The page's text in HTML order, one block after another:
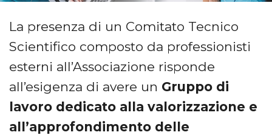
La presenza di un Comitato Tecnico
Scientifico composto da professionisti
esterni all’Associazione risponde
all’esigenza di avere un Gruppo di
lavoro dedicato alla valorizzazione e
all’approfondimento delle